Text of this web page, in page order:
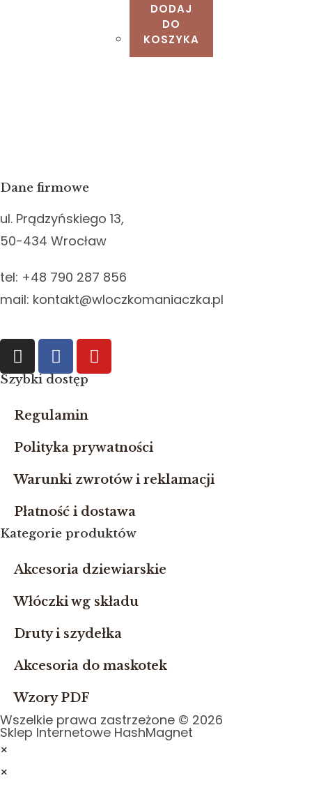
DODAJ
DO
KOSZYKA
Dane firmowe
ul. Prądzyńskiego 13,
50-434 Wrocław
tel: +48 790 287 856
mail: kontakt@wloczkomaniaczka.pl
Szybki dostęp
Regulamin
Polityka prywatności
Warunki zwrotów i reklamacji
Płatność i dostawa
Kategorie produktów
Akcesoria dziewiarskie
Włóczki wg składu
Druty i szydełka
Akcesoria do maskotek
Wzory PDF
Wszelkie prawa zastrzeżone © 2026
Sklep Internetowe HashMagnet
×
×